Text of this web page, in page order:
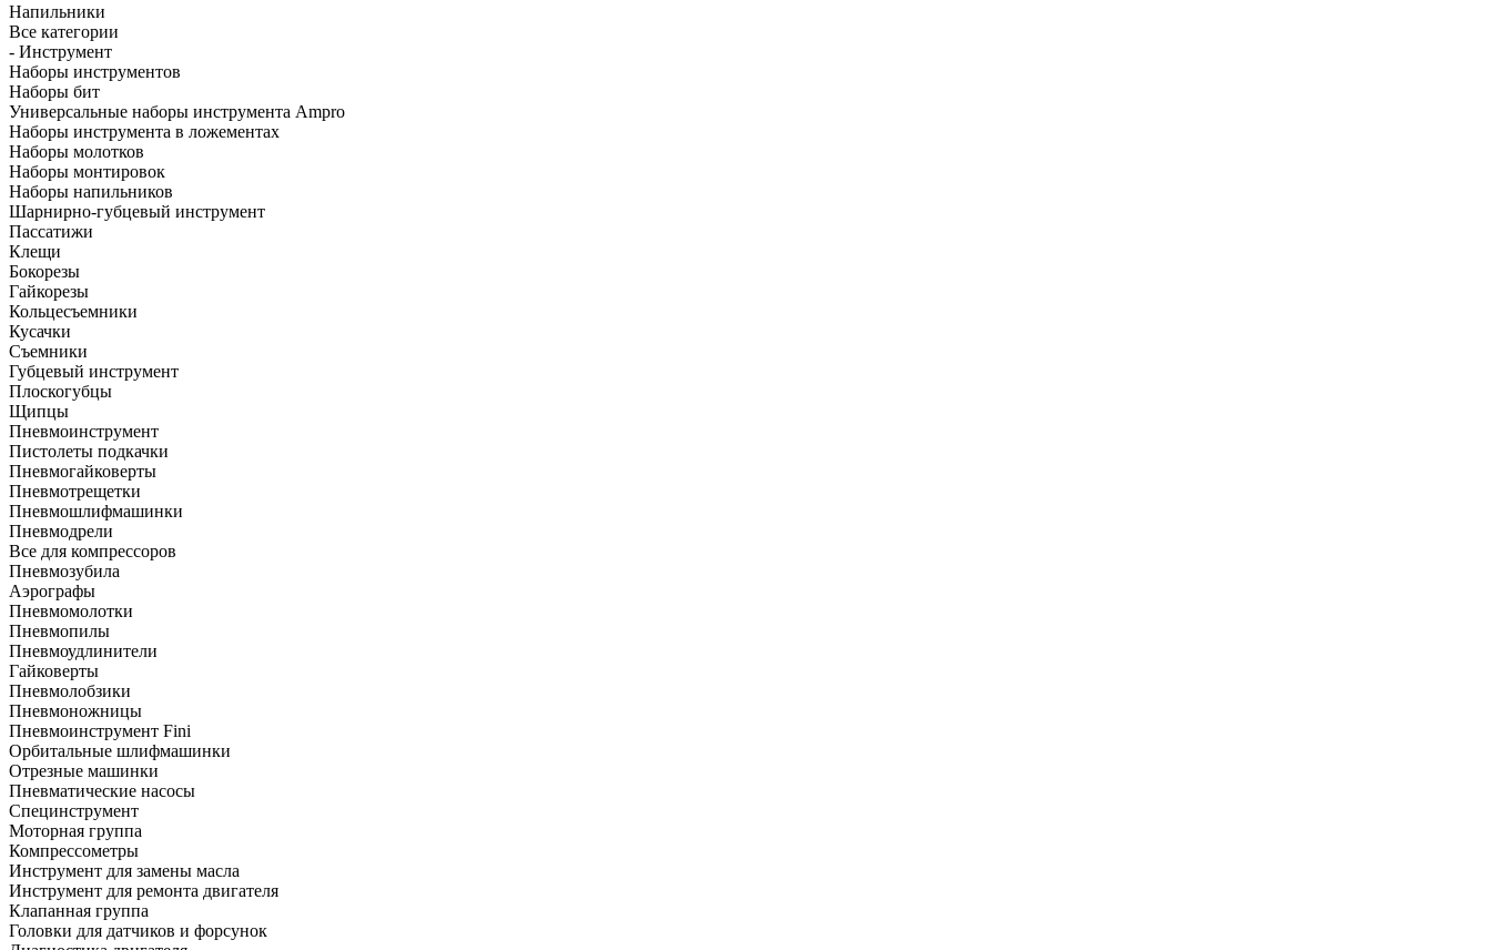
Напильники
Все категории
- Инструмент
Наборы инструментов
Наборы бит
Универсальные наборы инструмента Ampro
Наборы инструмента в ложементах
Наборы молотков
Наборы монтировок
Наборы напильников
Шарнирно-губцевый инструмент
Пассатижи
Клещи
Бокорезы
Гайкорезы
Кольцесъемники
Кусачки
Съемники
Губцевый инструмент
Плоскогубцы
Щипцы
Пневмоинструмент
Пистолеты подкачки
Пневмогайковерты
Пневмотрещетки
Пневмошлифмашинки
Пневмодрели
Все для компрессоров
Пневмозубила
Аэрографы
Пневмомолотки
Пневмопилы
Пневмоудлинители
Гайковерты
Пневмолобзики
Пневмоножницы
Пневмоинструмент Fini
Орбитальные шлифмашинки
Отрезные машинки
Пневматические насосы
Специнструмент
Моторная группа
Компрессометры
Инструмент для замены масла
Инструмент для ремонта двигателя
Клапанная группа
Головки для датчиков и форсунок